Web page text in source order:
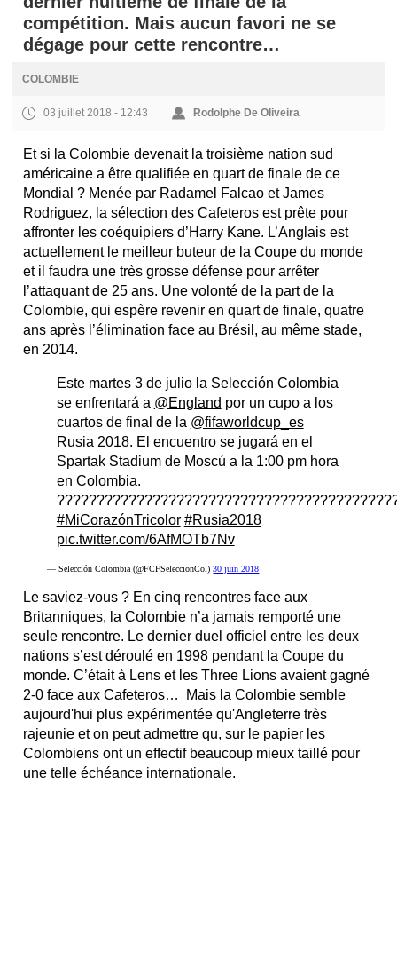
compétition. Mais aucun favori ne se
dégage pour cette rencontre…
COLOMBIE
03 juillet 2018 - 12:43 Rodolphe De Oliveira
Et si la Colombie devenait la troisième nation sud
américaine a être qualifiée en quart de finale de ce
Mondial ? Menée par Radamel Falcao et James
Rodriguez, la sélection des Cafeteros est prête pour
affronter les coéquipiers d’Harry Kane. L’Anglais est
actuellement le meilleur buteur de la Coupe du monde
et il faudra une très grosse défense pour arrêter
l’attaquant de 25 ans. Une volonté de la part de la
Colombie, qui espère revenir en quart de finale, quatre
ans après l’élimination face au Brésil, au même stade,
en 2014.
Este martes 3 de julio la Selección Colombia
se enfrentará a @England por un cupo a los
cuartos de final de la @fifaworldcup_es
Rusia 2018. El encuentro se jugará en el
Spartak Stadium de Moscú a la 1:00 pm hora
en Colombia.
#MiCorazónTricolor #Rusia2018
pic.twitter.com/6AfMOTb7Nv
— Selección Colombia (@FCFSeleccionCol)30 juin 2018
Le saviez-vous ? En cinq rencontres face aux
Britanniques, la Colombie n’a jamais remporté une
seule rencontre. Le dernier duel officiel entre les deux
nations s’est déroulé en 1998 pendant la Coupe du
monde. C’était à Lens et les Three Lions avaient gagné
2-0 face aux Cafeteros… Mais la Colombie semble
aujourd'hui plus expérimentée qu'Angleterre très
rajeunie et on peut admettre qu, sur le papier les
Colombiens ont un effectif beaucoup mieux taillé pour
une telle échéance internationale.